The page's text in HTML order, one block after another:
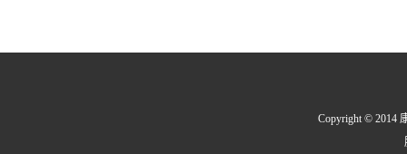
Copyright © 2014